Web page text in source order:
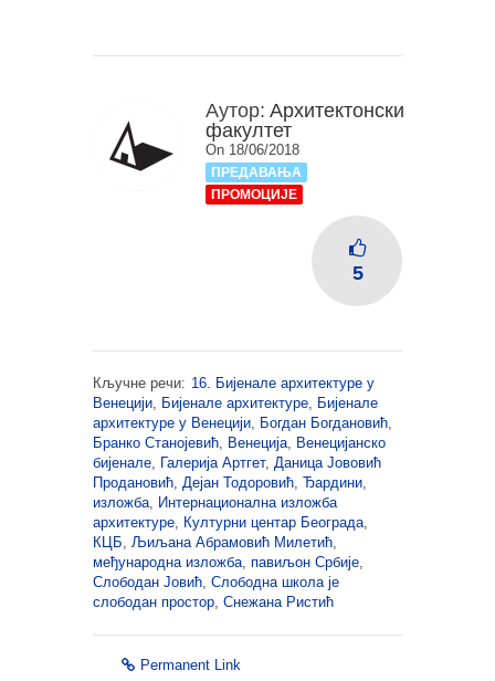
Аутор: Архитектонски
факултет
On 18/06/2018
ПРЕДАВАЊА
ПРОМОЦИЈЕ
5
Кључне речи: 16. Бијенале архитектуре у
Венецији
Бијенале архитектуре
Бијенале
архитектуре у Венецији
Богдан Богдановић
Бранко Станојевић
Венеција
Венецијанско
бијенале
Галерија Артгет, Даница Јововић
Продановић Дејан Тодоровић Ђардини
изложба
Интернационална изложба
архитектуре
Културни центар Београда
КЦБ
Љиљана Абрамовић Милетић
међународна изложба павиљон Србије
Слободан Јовић Слободна школа је
слободан простор Снежана Ристић
Permanent Link